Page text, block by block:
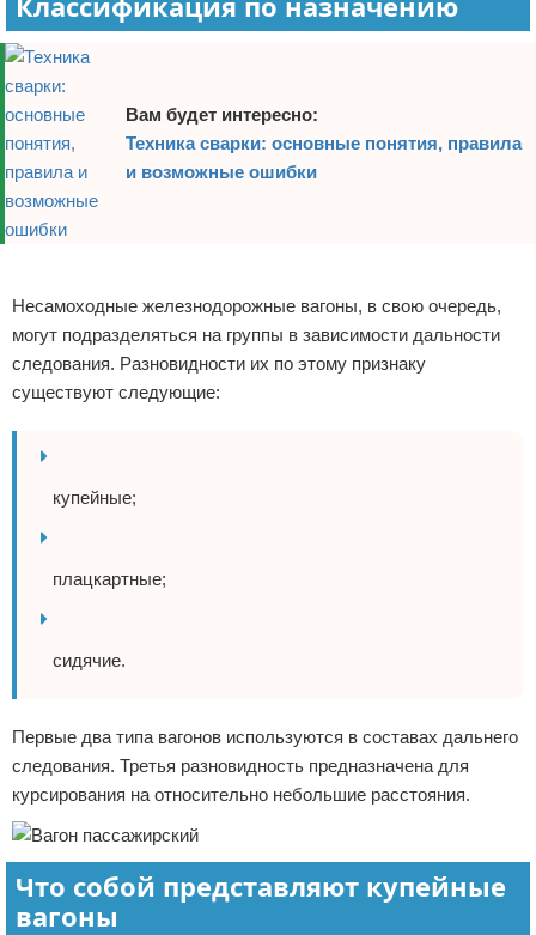
Вам будет интересно:
Техника сварки: основные понятия, правила
и возможные ошибки
Несамоходные железнодорожные вагоны, в свою очередь,
могут подразделяться на группы в зависимости дальности
следования. Разновидности их по этому признаку
существуют следующие:
купейные;
плацкартные;
сидячие.
Первые два типа вагонов используются в составах дальнего
следования. Третья разновидность предназначена для
курсирования на относительно небольшие расстояния.
Что собой представляют купейные
вагоны